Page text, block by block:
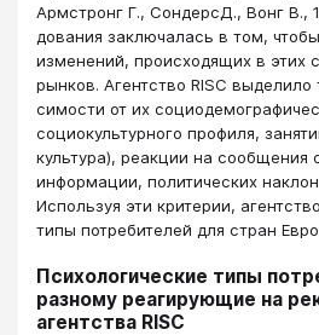
Армстронг Г., СондерсД., Вонг В.,
дования заключалась в том,
изменений, происходящих в этих
рынков. Агентство RISC
симости от их
социокультурного профиля,
культура), реакции на сообщения
инфор­мации, политических
Используя эти критерии,
типы потребителей для стран
Психологические типы
разному реагирующие на
агентства RISC